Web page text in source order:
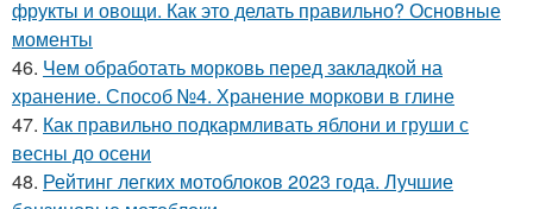
фрукты и овощи. Как это делать правильно? Основные
моменты
46. Чем обработать морковь перед закладкой на
хранение. Способ №4. Хранение моркови в глине
47. Как правильно подкармливать яблони и груши с
весны до осени
48. Рейтинг легких мотоблоков 2023 года. Лучшие